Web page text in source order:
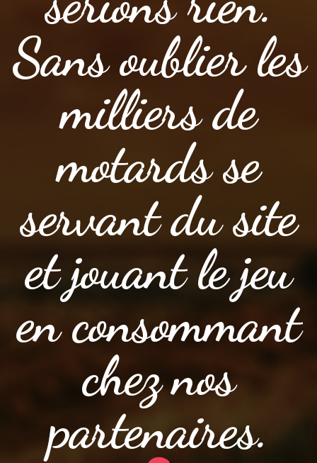
Sans oublier les
milliers de
motards se
servant du site
et jouant le jeu
en consommant
chez nos
partenaires.